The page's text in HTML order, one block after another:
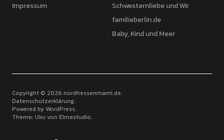
Impressum
Schwesternliebe und Wir
familieberlin.de
Baby, Kind und Meer
Copyright © 2026 nordhessenmami.de
Datenschutzerklärung
Powered by WordPress
Theme: Uku von Elmastudio